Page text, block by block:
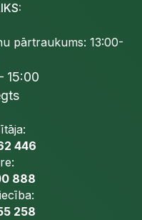
pārtraukums: 13:00-
15:00
446
888
258